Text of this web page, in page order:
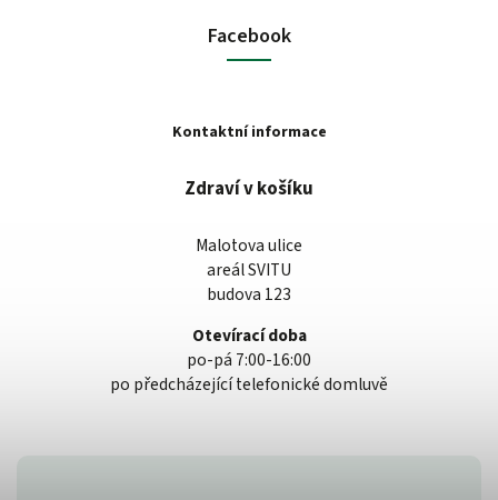
Facebook
Kontaktní informace
Zdraví v košíku
Malotova ulice
areál SVITU
budova 123
Otevírací doba
po-pá 7:00-16:00
po předcházející telefonické domluvě